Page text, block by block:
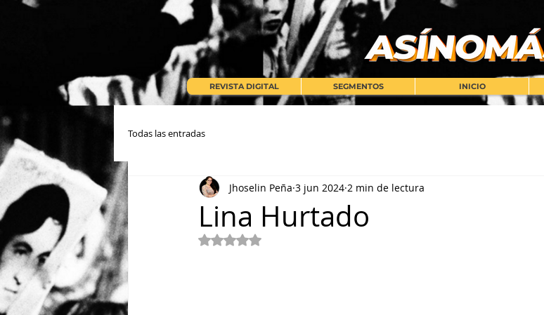
REVISTA DIGITAL SEGMENTOS INICIO
Todas las entradas
Lina Hurtado
Jhoselin Peña 3 jun 2024 2 min de lectura
Obtuvo NaN de 5 estrellas.